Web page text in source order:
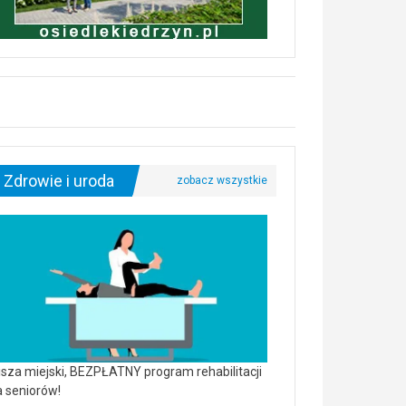
Zdrowie i uroda
miejski, BEZPŁATNY program rehabilitacji
seniorów!